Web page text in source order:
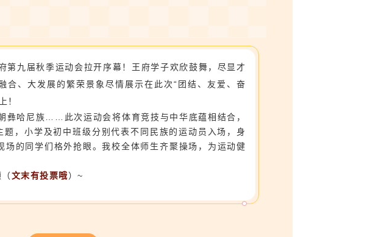
第九届秋季运动会拉开序幕！王府学子欢欣鼓舞，尽显才
合、大发展的繁荣景象尽情展示在此次“团结、友爱、奋
！
哈尼族……此次运动会将体育竞技与中华底蕴相结合，
题，小学及初中班级分别代表不同民族的运动员入场，身
场的同学们格外抢眼。我校全体师生齐聚操场，为运动健
文末有投票哦）~